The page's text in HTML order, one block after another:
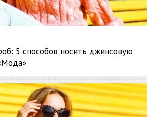
5 способов носить джинсовую